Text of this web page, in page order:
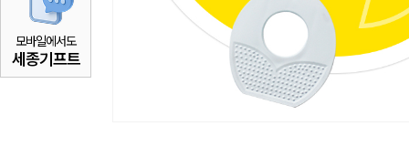
모바일에서도
세종기프트